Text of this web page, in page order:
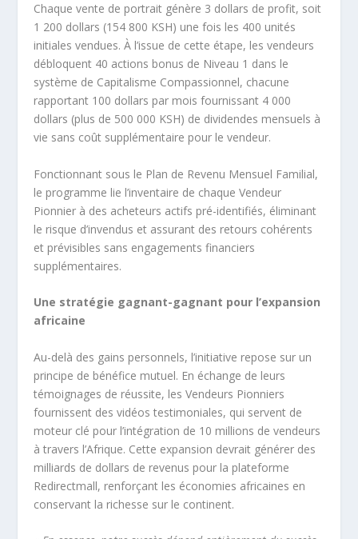
Chaque vente de portrait génère 3 dollars de profit, soit
1 200 dollars (154 800 KSH) une fois les 400 unités
initiales vendues. À l’issue de cette étape, les vendeurs
débloquent 40 actions bonus de Niveau 1 dans le
système de Capitalisme Compassionnel, chacune
rapportant 100 dollars par mois fournissant 4 000
dollars (plus de 500 000 KSH) de dividendes mensuels à
vie sans coût supplémentaire pour le vendeur.
Fonctionnant sous le Plan de Revenu Mensuel Familial,
le programme lie l’inventaire de chaque Vendeur
Pionnier à des acheteurs actifs pré-identifiés, éliminant
le risque d’invendus et assurant des retours cohérents
et prévisibles sans engagements financiers
supplémentaires.
Une stratégie gagnant-gagnant pour l’expansion
africaine
Au-delà des gains personnels, l’initiative repose sur un
principe de bénéfice mutuel. En échange de leurs
témoignages de réussite, les Vendeurs Pionniers
fournissent des vidéos testimoniales, qui servent de
moteur clé pour l’intégration de 10 millions de vendeurs
à travers l’Afrique. Cette expansion devrait générer des
milliards de dollars de revenus pour la plateforme
Redirectmall, renforçant les économies africaines en
conservant la richesse sur le continent.